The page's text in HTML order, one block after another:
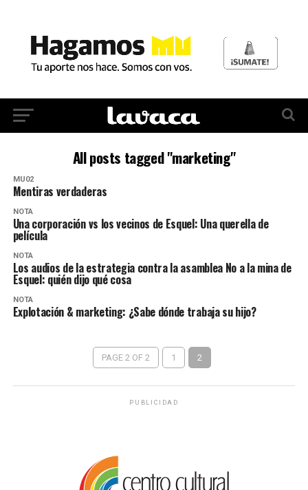
All posts tagged "marketing"
MU02
Mentiras verdaderas
NOTA
Una corporación vs los vecinos de Esquel: Una querella de
película
NOTA
Los audios de la estrategia contra la asamblea No a la mina de
Esquel: quién dijo qué cosa
NOTA
Explotación & marketing: ¿Sabe dónde trabaja su hijo?
PAGE 2 OF 2 1 2
PUBLICIDAD